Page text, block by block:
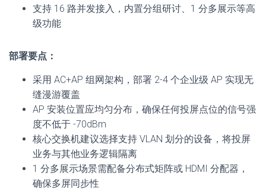
支持 16 路并发接入，内置分组研讨、1 分多展示等高
级功能
部署要点：
采用 AC+AP 组网架构，部署 2-4 个企业级 AP 实现无
缝漫游覆盖
AP 安装位置应均匀分布，确保任何投屏点位的信号强
度不低于 -70dBm
核心交换机建议选择支持 VLAN 划分的设备，将投屏
业务与其他业务逻辑隔离
1 分多展示场景需配备分布式矩阵或 HDMI 分配器，
确保多屏同步性